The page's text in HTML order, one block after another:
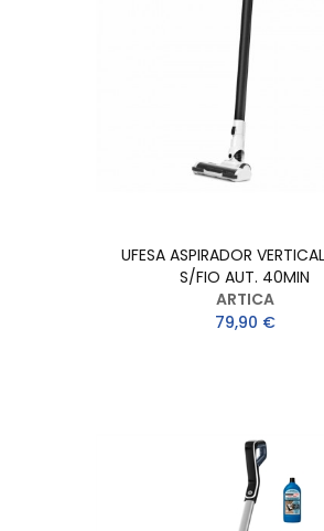
UFESA ASPIRADOR
S/FIO AUT. 40MIN
ARTICA
79,90 €